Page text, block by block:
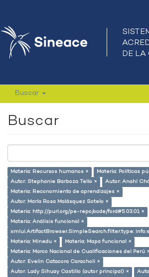
Buscar
Buscar
Materia: Recursos humanos ×
Materia: Políticas
Autor: Stephanie Barboza Tello ×
Autor: Anahí
Materia: Reconomiento de aprendizajes ×
Autor: María Rosa Malásquez Sotelo ×
Materia: http://purl.org/pe-repo/ocde/ford#5.03.01 ×
Materia: Análisis funcional ×
xmlui.ArtifactBrowser.SimpleSearch.filter.type:
Materia: Minedu ×
Materia: Mapa funcional ×
Materia: Marco Nacional de Cualificaciones del Perú ×
Autor: Evelin Catacora Caracholi ×
Autor: Lady Sihuay Castillo (autor principal) ×